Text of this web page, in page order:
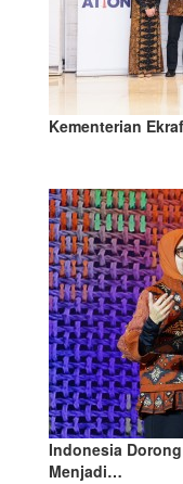
Kementerian
Indonesia
Menjadi…